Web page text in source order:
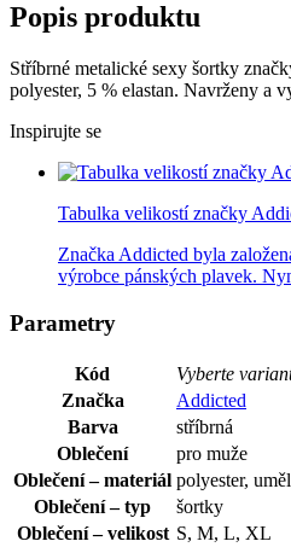
Popis produktu
Stříbrné metalické sexy šortky
polyester, 5 % elastan. Navrženy a
Inspirujte se
Tabulka velikostí značky
Značka Addicted byla
výrobce pánských plavek.
Parametry
Kód
Vyberte
Značka
Addicted
Barva
stříbrná
Oblečení
pro muže
Oblečení – materiál polyester,
Oblečení – typ
šortky
Oblečení – velikost S, M, L, XL